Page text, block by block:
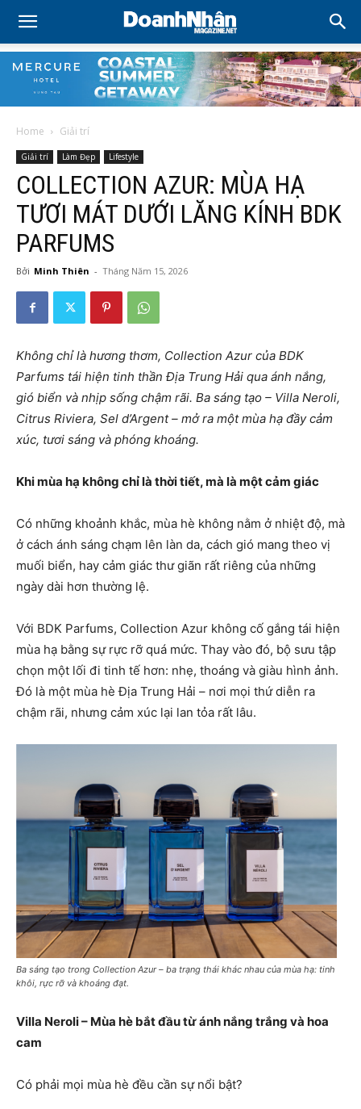
Home Giải trí
Giải trí Làm Đẹp Lifestyle
COLLECTION AZUR: MÙA HẠ
TƯƠI MÁT DƯỚI LĂNG KÍNH BDK
PARFUMS
Bởi Minh Thiên - Tháng Năm 15, 2026
Không chỉ là hương thơm, Collection Azur của BDK
Parfums tái hiện tinh thần Địa Trung Hải qua ánh nắng,
gió biển và nhịp sống chậm rãi. Ba sáng tạo – Villa Neroli,
Citrus Riviera, Sel d’Argent – mở ra một mùa hạ đầy cảm
xúc, tươi sáng và phóng khoáng.
Khi mùa hạ không chỉ là thời tiết, mà là một cảm giác
Có những khoảnh khắc, mùa hè không nằm ở nhiệt độ, mà
ở cách ánh sáng chạm lên làn da, cách gió mang theo vị
muối biển, hay cảm giác thư giãn rất riêng của những
ngày dài hơn thường lệ.
Với BDK Parfums, Collection Azur không cố gắng tái hiện
mùa hạ bằng sự rực rỡ quá mức. Thay vào đó, bộ sưu tập
chọn một lối đi tinh tế hơn: nhẹ, thoáng và giàu hình ảnh.
Đó là một mùa hè Địa Trung Hải – nơi mọi thứ diễn ra
chậm rãi, nhưng cảm xúc lại lan tỏa rất lâu.
Ba sáng tạo trong Collection Azur – ba trạng thái khác nhau của mùa hạ: tinh
khôi, rực rỡ và khoáng đạt.
Villa Neroli – Mùa hè bắt đầu từ ánh nắng trắng và hoa
cam
Có phải mọi mùa hè đều cần sự nổi bật?